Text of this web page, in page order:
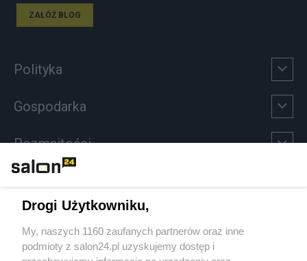
ZAŁÓŻ BLOG
Polityka
Gospodarka
Rozmaitości
Sport
Społeczeństwo
Drogi Użytkowniku,
My, naszych 1160 zaufanych partnerów oraz inne
podmioty z salon24.pl uzyskujemy dostęp i